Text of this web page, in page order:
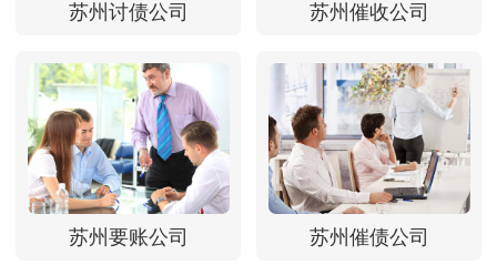
苏州讨债公司 苏州催收公司
苏州要账公司 苏州催债公司